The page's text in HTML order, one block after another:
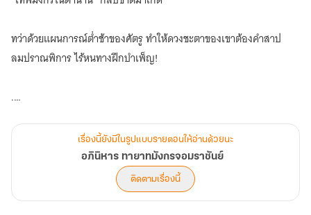
ทว่าด้วยแผนการณ์ต่ำช้าของศัตรู ทำให้ดวงชะตาของเขาต้องคำสาป
ลมปราณพิการ ไร้หนทางฝึกบำเพ็ญ!
.
การฝึกฝน “อักขระหยวน” จึงเป็นทางออกสุดท้าย ในการยับยั้งพิษมังกร
ชายหนุ่มผู้ถูกช่วงชิงชะตาอันยิ่งใหญ่ ต้องเผชิญกับหนทางการฝึกบำเพ็ญ
เรื่องนี้ยังมีในรูปแบบรายตอนให้อ่านด้วยนะ
อภินิหาร ทายาทมังกรจอมราชันย์
ติดตามเรื่องนี้